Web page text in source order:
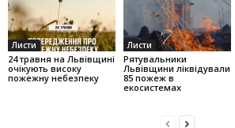
Листи
24 травня на Львівщині
очікують високу
пожежну небезпеку
Листи
Рятувальники
Львівщини ліквідували
85 пожеж в
екосистемах